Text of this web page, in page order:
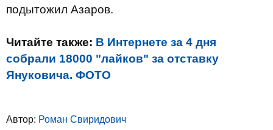
подытожил Азаров.
Читайте также: В Интернете за 4 дня
собрали 18000 "лайков" за отставку
Януковича. ФОТО
Автор: Роман Свиридович